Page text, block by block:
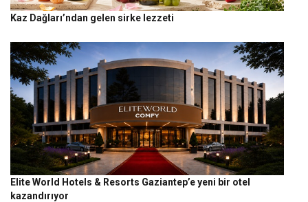
Kaz Dağları’ndan gelen sirke lezzeti
Elite World Hotels & Resorts Gaziantep’e yeni bir otel
kazandırıyor